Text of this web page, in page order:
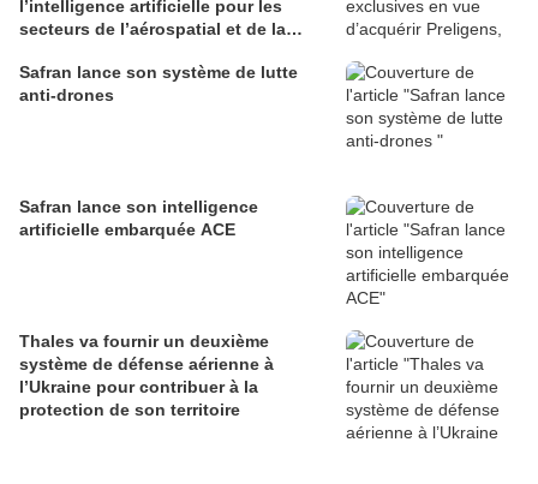
l’intelligence artificielle pour les
secteurs de l’aérospatial et de la
Safran lance son système de lutte
anti-drones
Safran lance son intelligence
artificielle embarquée ACE
Thales va fournir un deuxième
système de défense aérienne à
l’Ukraine pour contribuer à la
protection de son territoire